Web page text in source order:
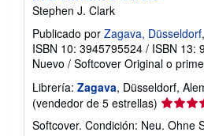
Stephen J. Clark
Publicado por Zagava, Düsseldorf
ISBN 10: 3945795524 / ISBN 13:
Nuevo / Softcover Original o
Librería: Zagava, Düsseldorf,
(vendedor de 5 estrellas)
del
Softcover. Condición: Neu. Ohne